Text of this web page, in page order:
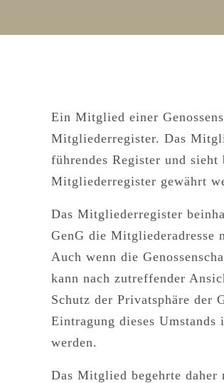
Ein Mitglied einer
Mitgliederregister. Das
führendes Register und
Mitgliederregister gewährt
Das Mitgliederregister
GenG die Mitgliederadresse
Auch wenn die
kann nach zutreffender
Schutz der Privatsphäre der
Eintragung dieses
werden.
Das Mitglied begehrte daher